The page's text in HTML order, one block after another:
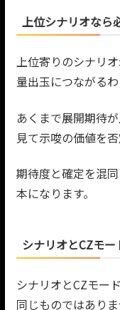
上位シナリオなら
上位寄りのシナリ
量出玉につながる
あくまで展開期待
見て示唆の価値を
期待度と確定を混
本になります。
シナリオとCZモ
シナリオとCZモー
同じものではありま